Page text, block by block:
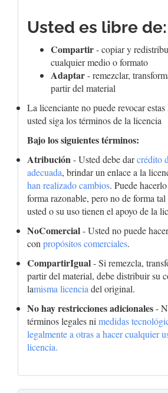
Usted es libre de:
Compartir- copiar y
cualquier medio o formato
Adaptar- remezclar,
partir del material
La licenciante no puede revocar
usted siga los términos de la licencia
Bajo los siguientes términos:
Atribución- Usted debe darcrédito
adecuada, brindar un enlace a la
han realizado cambios. Puede
forma razonable, pero no de forma
usted o su uso tienen el apoyo de la
NoComercial- Usted no puede
con propósitos comerciales.
CompartirIgual- Si remezcla,
partir del material, debe distribuir su
lamisma licencia del original.
No hay restricciones adicionales-
términos legales ni medidas
legalmente a otras a hacer cualquier
licencia.